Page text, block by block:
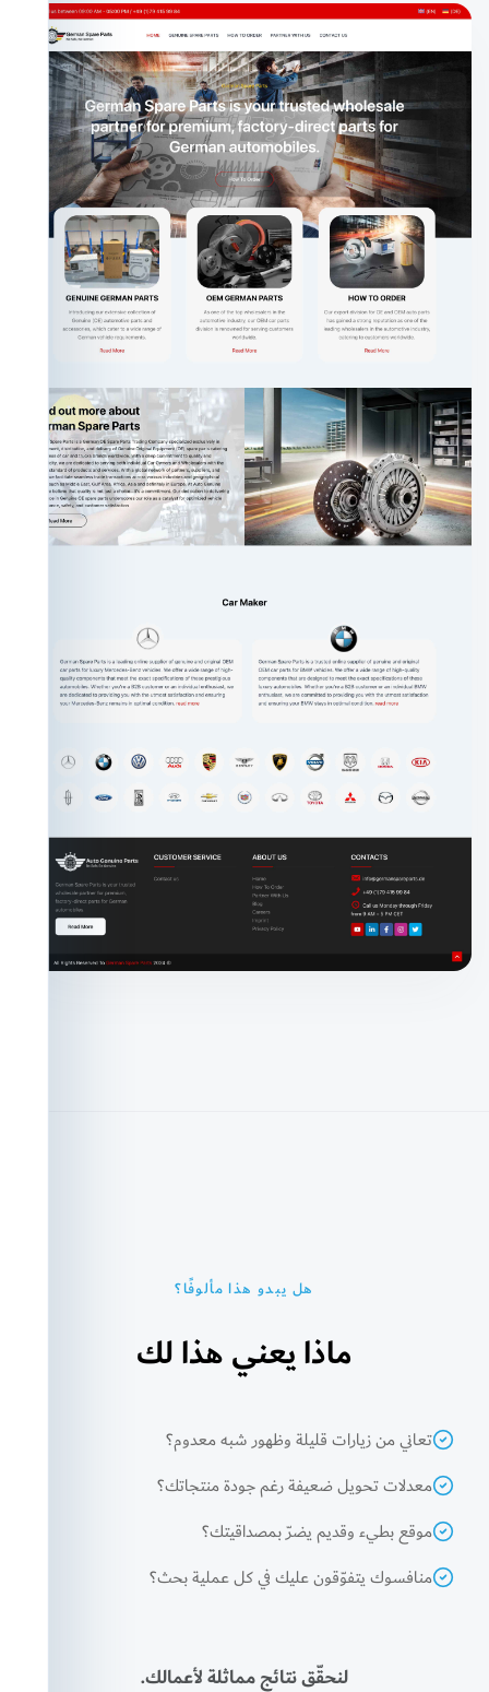
هل يبدو هذا مألوفًا؟
ماذا يعني هذا لك
تعاني من زيارات قليلة وظهور شبه معدوم؟
معدلات تحويل ضعيفة رغم جودة منتجاتك؟
موقع بطيء وقديم يضرّ بمصداقيتك؟
منافسوك يتفوّقون عليك في كل عملية بحث؟
لنحقّق نتائج مماثلة لأعمالك.